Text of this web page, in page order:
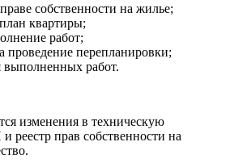
собственности на жилье;
квартиры;
работ;
проведение перепланировки;
выполненных работ.
изменения в техническую
реестр прав собственности на